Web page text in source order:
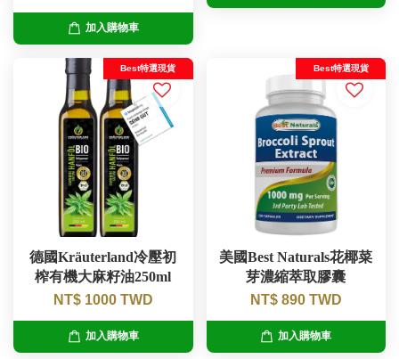
加入購物車
Best特選現貨
德國Kräuterland冷壓初
榨有機大麻籽油250ml
NT$ 1000 TWD
加入購物車
Best特選現貨
美國Best Naturals花椰菜
芽濃縮萃取膠囊
NT$ 890 TWD
加入購物車